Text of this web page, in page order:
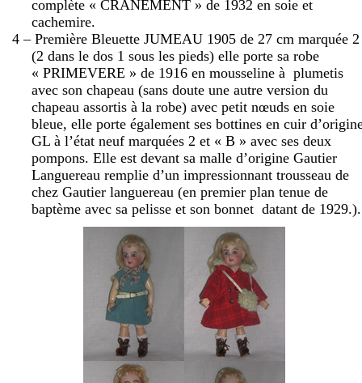
complète « CRANEMENT » de 1932 en soie et
cachemire.
4 – Première Bleuette JUMEAU 1905 de 27 cm marquée 2
(2 dans le dos 1 sous les pieds) elle porte sa robe
« PRIMEVERE » de 1916 en mousseline à plumetis
avec son chapeau (sans doute une autre version du
chapeau assortis à la robe) avec petit nœuds en soie
bleue, elle porte également ses bottines en cuir
GL à l’état neuf marquées 2 et « B » avec ses deux
pompons. Elle est devant sa malle d’origine Gautier
Languereau remplie d’un impressionnant trousseau de
chez Gautier languereau (en premier plan tenue de
baptème avec sa pelisse et son bonnet datant de 1929.).